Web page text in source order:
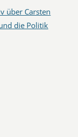
über Carsten
die Politik